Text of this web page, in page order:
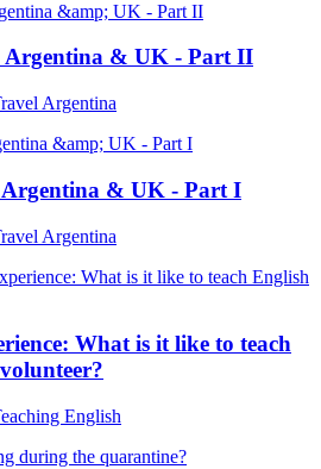
Argentina & UK - Part II
Argentina
& UK - Part I
Argentina
What is it like to teach
English